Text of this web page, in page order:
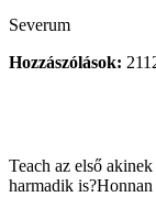
Severum
Hozzászólások:
Teach az első
harmadik